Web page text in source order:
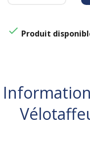
 Produit